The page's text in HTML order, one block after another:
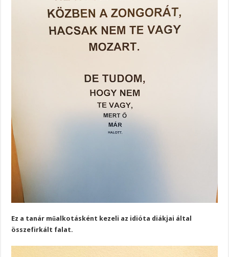
Ez a tanár műalkotásként kezeli az idióta diákjai által
összefirkált falat.